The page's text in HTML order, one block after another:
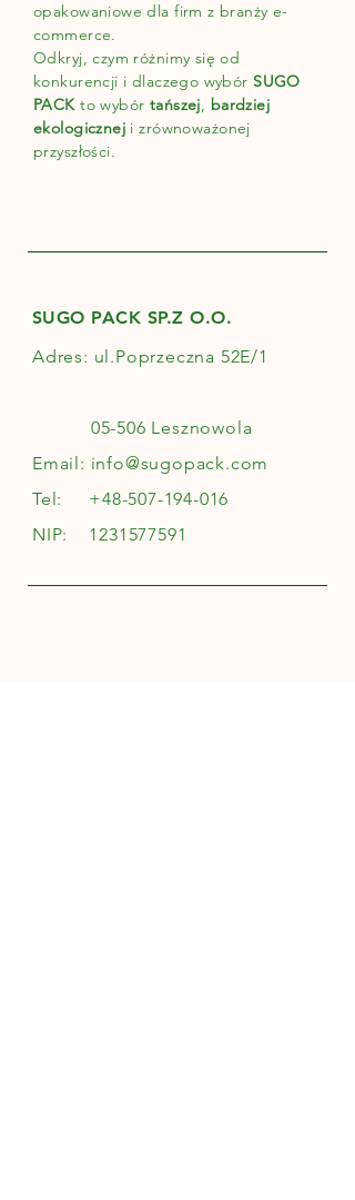
opakowaniowe dla firm z branży e-
commerce.
Odkryj, czym różnimy się od
konkurencji i dlaczego wybórSUGO
PACKto wybór tańszej, bardziej
ekologicznej i zrównoważonej
przyszłości.
SUGO PACK SP.Z O.O.
Adres: ul.Poprzeczna 52E/1
05-506 Lesznowola
Email: info@sugopack.com
Tel: +48-507-194-016
NIP: 1231577591